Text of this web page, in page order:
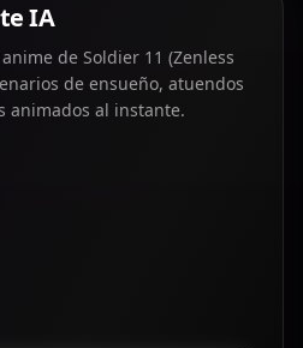
IA
de Soldier 11 (Zenless
de ensueño, atuendos
animados al instante.